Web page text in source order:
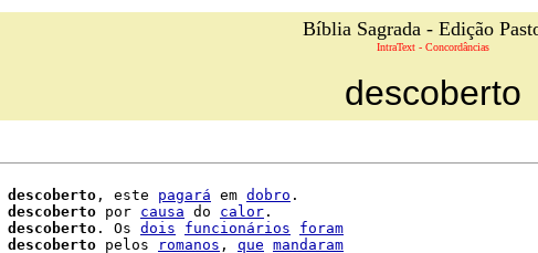
Bíblia Sagrada - Edição
IntraText - Concordâncias
descoberto
descoberto , este pagará em dobro .
descoberto por causa do calor .
descoberto . Os dois funcionários
foram
descoberto pelos romanos , que mandaram